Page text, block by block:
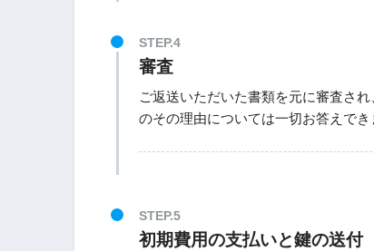
STEP.4
審査
ご返送いただいた書類を元に審査さ
のその理由については一切お答えでき
STEP.5
初期費用の支払いと鍵の送付